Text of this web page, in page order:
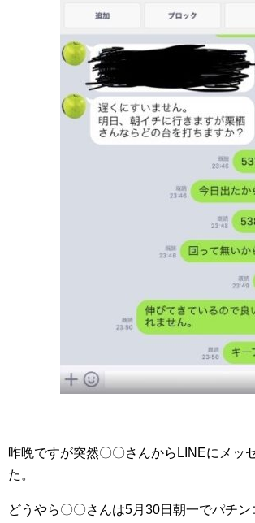
昨晩ですが突然〇〇さんからLINEにメッ
た。
どうやら〇〇さんは5月30日朝一でパチン